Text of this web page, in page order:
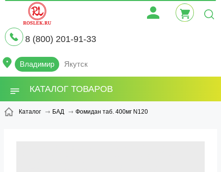
8 (800) 201-91-33
Владимир Якутск
КАТАЛОГ ТОВАРОВ
Каталог БАД Фомидан таб. 400мг N120